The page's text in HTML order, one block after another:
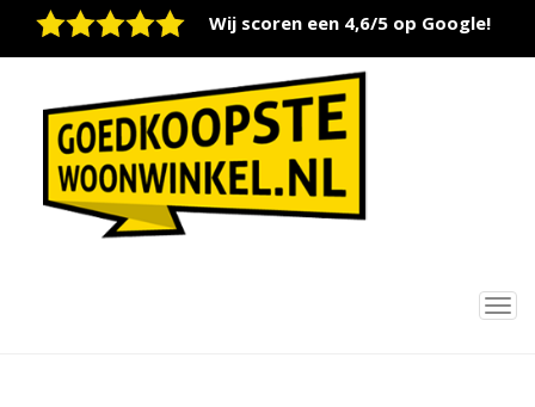
Wij scoren een 4,6/5 op Google!